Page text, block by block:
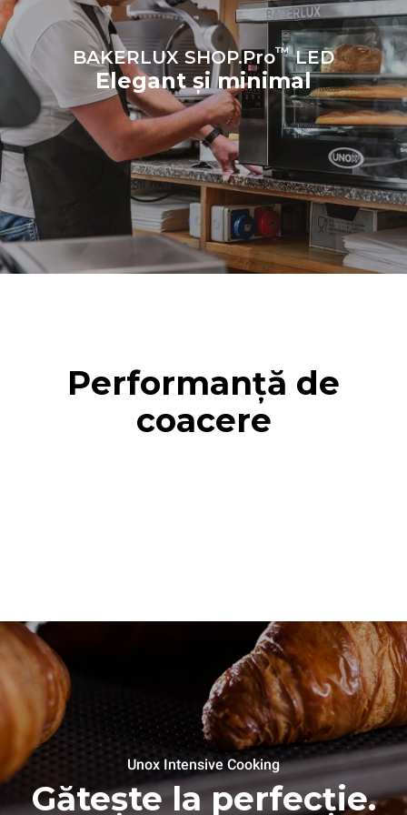
BAKERLUX SHOP.Pro™LED
Elegant și minimal
Performanță de
coacere
Unox Intensive Cooking
Gătește la perfecție.